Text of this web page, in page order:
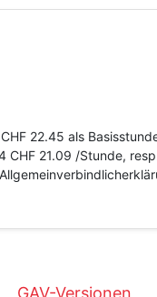
22.45 als
21.09 /Stunde,
GAV-Versionen